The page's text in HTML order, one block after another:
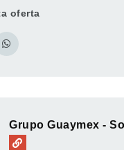
oferta
Grupo Guaymex -